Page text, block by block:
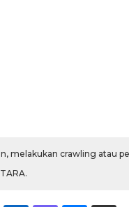
melakukan crawling atau